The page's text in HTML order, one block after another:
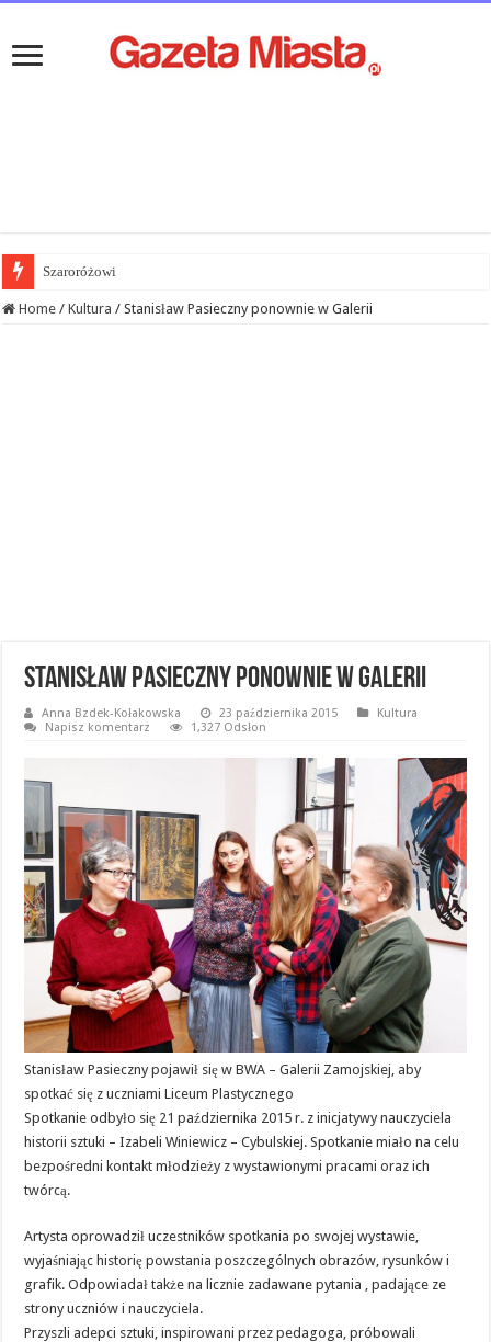
Szaroróżowi
Home / Kultura / Stanisław Pasieczny ponownie w Galerii
Stanisław Pasieczny ponownie w Galerii
Anna Bzdek-Kołakowska 23 października 2015
Kultura
Napisz komentarz
1,327 Odsłon
Stanisław Pasieczny pojawił się w BWA – Galerii Zamojskiej, aby
spotkać się z uczniami Liceum Plastycznego
Spotkanie odbyło się 21 października 2015 r. z inicjatywy nauczyciela
historii sztuki – Izabeli Winiewicz – Cybulskiej. Spotkanie miało na celu
bezpośredni kontakt młodzieży z wystawionymi pracami oraz ich
twórcą.
Artysta oprowadził uczestników spotkania po swojej wystawie,
wyjaśniając historię powstania poszczególnych obrazów, rysunków i
grafik. Odpowiadał także na licznie zadawane pytania , padające ze
strony uczniów i nauczyciela.
Przyszli adepci sztuki, inspirowani przez pedagoga, próbowali